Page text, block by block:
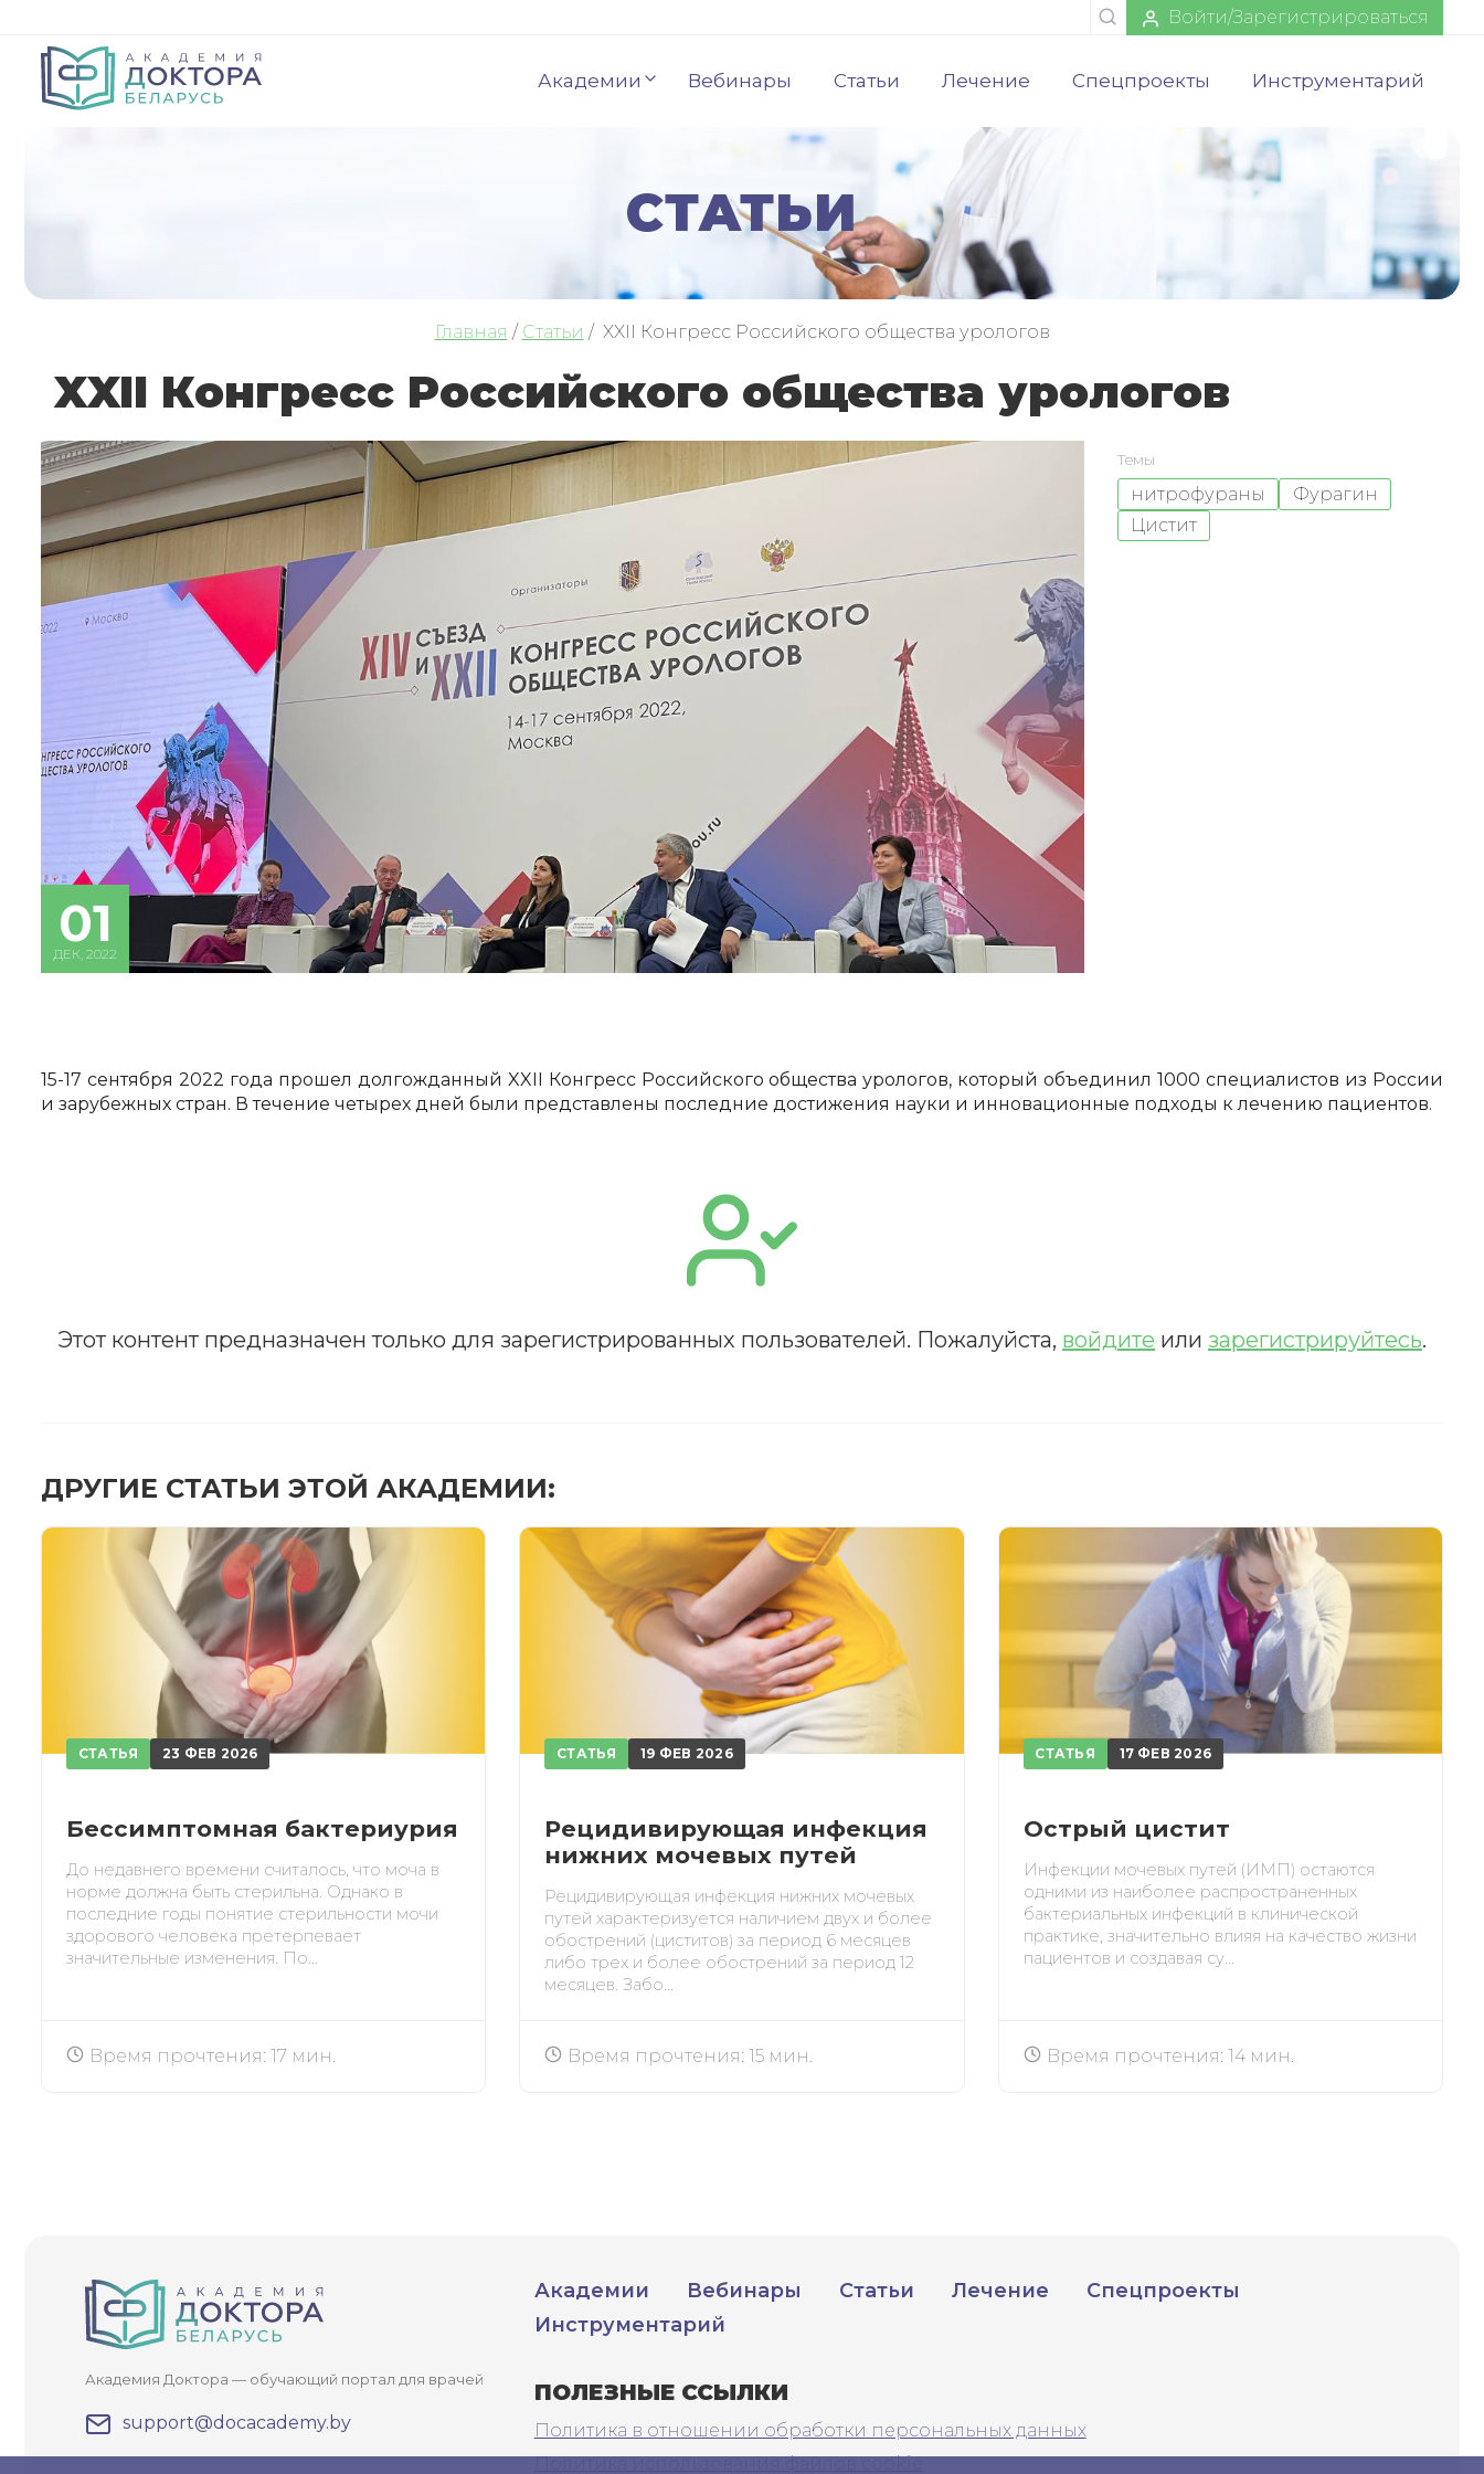
Войти/Зарегистрироваться
Академии Вебинары Статьи Лечение Спецпроекты Инструментарий
СТАТЬИ
Главная / Статьи / XXII Конгресс Российского общества урологов
XXII Конгресс Российского общества урологов
01
ДЕК, 2022
Темы
нитрофураны
Фурагин
Цистит
15-17 сентября 2022 года прошел долгожданный XXII Конгресс Российского общества урологов, который объединил 1000 специалистов из России
и зарубежных стран. В течение четырех дней были представлены последние достижения науки и инновационные подходы к лечению пациентов.
Этот контент предназначен только для зарегистрированных пользователей. Пожалуйста, войдите или зарегистрируйтесь.
ДРУГИЕ СТАТЬИ ЭТОЙ АКАДЕМИИ:
СТАТЬЯ 23 ФЕВ 2026
Бессимптомная бактериурия
До недавнего времени считалось, что моча в
норме должна быть стерильна. Однако в
последние годы понятие стерильности мочи
здорового человека претерпевает
значительные изменения. По...
Время прочтения: 17 мин.
СТАТЬЯ 19 ФЕВ 2026
Рецидивирующая инфекция
нижних мочевых путей
Рецидивирующая инфекция нижних мочевых
путей характеризуется наличием двух и более
обострений (циститов) за период 6 месяцев
либо трех и более обострений за период 12
месяцев. Забо...
Время прочтения: 15 мин.
СТАТЬЯ 17 ФЕВ 2026
Острый цистит
Инфекции мочевых путей (ИМП) остаются
одними из наиболее распространенных
бактериальных инфекций в клинической
практике, значительно влияя на качество жизни
пациентов и создавая су...
Время прочтения: 14 мин.
Академия Доктора — обучающий портал для врачей
support@docacademy.by
Академии Вебинары Статьи Лечение
Спецпроекты
Инструментарий
ПОЛЕЗНЫЕ ССЫЛКИ
Политика в отношении обработки персональных данных
Политика использования файлов cookie
ЗАРЕГИСТРИРОВАТЬСЯ ВОЙТИ
Приобретено